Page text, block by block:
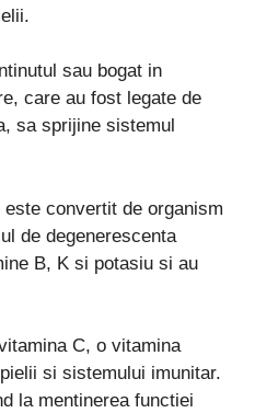
sau bogat in
care au fost legate de
sa sprijine sistemul
convertit de organism
de degenerescenta
B, K si potasiu si au
C, o vitamina
si sistemului imunitar.
la mentinerea functiei